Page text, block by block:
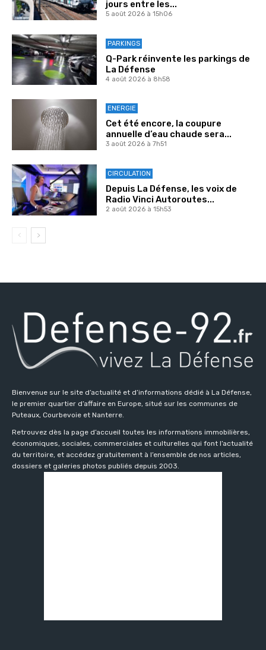
jours entre les...
5 août 2026 à 15h06
PARKINGS
Q-Park réinvente les parkings de
La Défense
4 août 2026 à 8h58
ENERGIE
Cet été encore, la coupure
annuelle d’eau chaude sera...
3 août 2026 à 7h51
CIRCULATION
Depuis La Défense, les voix de
Radio Vinci Autoroutes...
2 août 2026 à 15h53
Bienvenue sur le site d’actualité et d’informations dédié à La Défense,
le premier quartier d’affaire en Europe, situé sur les communes de
Puteaux, Courbevoie et Nanterre.
Retrouvez dès la page d’accueil toutes les informations immobilières,
économiques, sociales, commerciales et culturelles qui font l’actualité
du territoire, et accédez gratuitement à l’ensemble de nos articles,
dossiers et galeries photos publiés depuis 2003.